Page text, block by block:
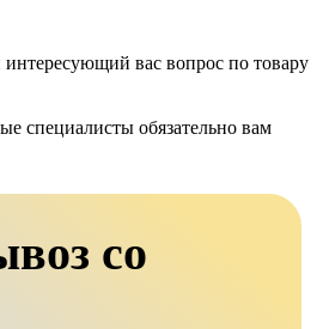
вас вопрос по товару
специалисты обязательно вам
со